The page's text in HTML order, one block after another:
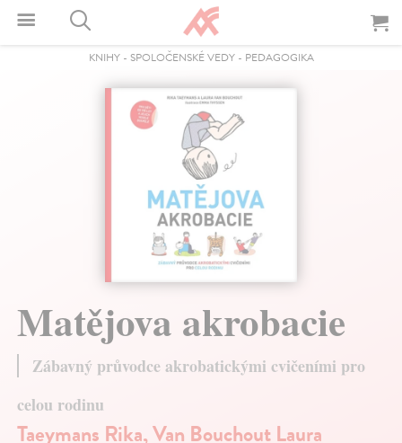
KNIHY- SPOLOČENSKÉ VEDY- PEDAGOGIKA
Matějova akrobacie
Zábavný průvodce akrobatickými cvičeními pro
celou rodinu
Taeymans Rika,Van Bouchout Laura